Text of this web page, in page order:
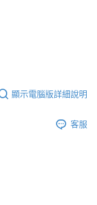
享後付」服務完成之交
易相關給付款項請求債
，本公司不負相關責
，本公司將視審查結果
商品重量在9~
顯示電腦版詳細說明
客服